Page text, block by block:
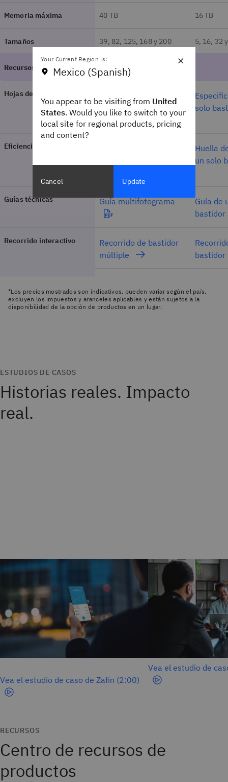
Memoria máxima 40 TB 16 TB
Tamaños 39, 82, 125, 168 y 200 5, 16, 32
Hojas de especificaciones
bastidor múltiple
solo
Eficiencia energética
Huella
un solo
Guías técnicas Guía multifotograma
Guía de
bastidor
Recorrido interactivo
Recorrido de bastidor
múltiple
bastidor
*Los precios mostrados son indicativos, pueden variar según el país,
excluyen los impuestos y aranceles aplicables y están sujetos a la
disponibilidad de la opción de productos en un lugar.
ESTUDIOS DE CASOS
Historias reales. Impacto
real.
Ofrecer insights en tiempo real a
escala
El proveedor de software bancario Zafin
confía en IBM z16 para la fijación de
precios en tiempo real con el fin de
ayudar a los bancos a aumentar su
Vea el estudio de caso de Zafin (2:00)
Creación de
excepcionales
La empresa de
SunTec utiliza IBM
innovadora
Vea el estudio de
RECURSOS
Centro de recursos de
productos
×
Your Current Region is:
Mexico (Spanish)
You appear to be visiting from United
States. Would you like to switch to your
local site for regional products, pricing
and content?
Cancel Update